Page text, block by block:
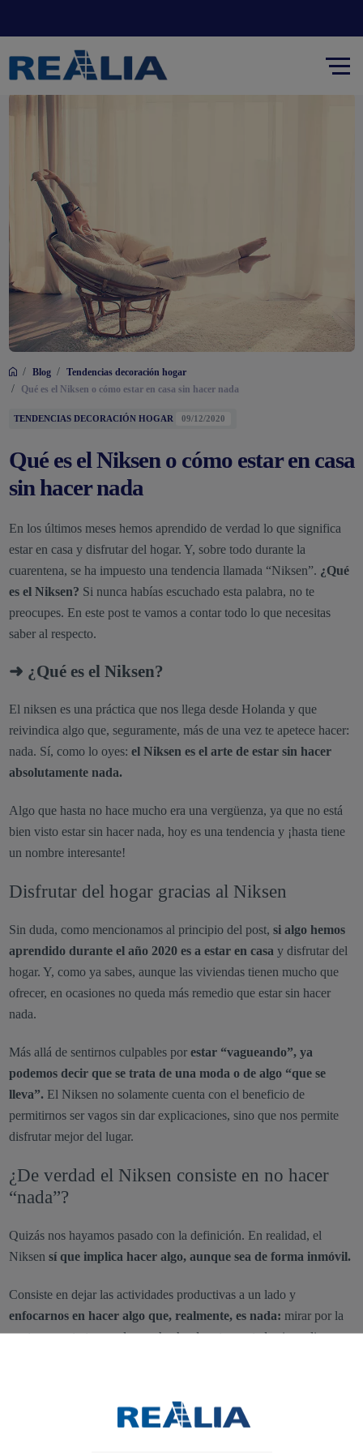
/ Blog / Tendencias decoración hogar
/ Qué es el Niksen o cómo estar en casa sin hacer nada
TENDENCIAS DECORACIÓN HOGAR 09/12/2020
Qué es el Niksen o cómo estar en casa
sin hacer nada
En los últimos meses hemos aprendido de verdad lo que significa
estar en casa y disfrutar del hogar. Y, sobre todo durante la
cuarentena, se ha impuesto una tendencia llamada “Niksen”. ¿Qué
es el Niksen? Si nunca habías escuchado esta palabra, no te
preocupes. En este post te vamos a contar todo lo que necesitas
saber al respecto.
➜ ¿Qué es el Niksen?
El niksen es una práctica que nos llega desde Holanda y que
reivindica algo que, seguramente, más de una vez te apetece hacer:
nada. Sí, como lo oyes: el Niksen es el arte de estar sin hacer
absolutamente nada.
Algo que hasta no hace mucho era una vergüenza, ya que no está
bien visto estar sin hacer nada, hoy es una tendencia y ¡hasta tiene
un nombre interesante!
Disfrutar del hogar gracias al Niksen
Sin duda, como mencionamos al principio del post, si algo hemos
aprendido durante el año 2020 es a estar en casa y disfrutar del
hogar. Y, como ya sabes, aunque las viviendas tienen mucho que
ofrecer, en ocasiones no queda más remedio que estar sin hacer
nada.
Más allá de sentirnos culpables porestar “vagueando”, ya
podemos decir que se trata de una moda o de algo “que se
lleva”. El Niksen no solamente cuenta con el beneficio de
permitirnos ser vagos sin dar explicaciones, sino que nos permite
disfrutar mejor del lugar.
¿De verdad el Niksen consiste en no hacer
“nada”?
Quizás nos hayamos pasado con la definición. En realidad, el
Niksen sí que implica hacer algo, aunque sea de forma inmóvil.
Consiste en dejar las actividades productivas a un lado y
enfocarnos en hacer algo que, realmente, es nada: mirar por la
ventana, sentarte por el mero hecho de estar sentado sin realizar
por estilos de vida